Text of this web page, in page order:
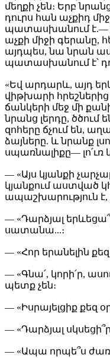
մեղքի չեն։ Երբ
դուրս հան աչքիդ
պատասխանում է.—
աչքի միջի գերանը,
այդպես, նա նրան
պատասխանում է՝
«Եվ արդարև, այդ
վիթխարի
ճանկերի մեջ մի
նրանց լերդը, ծծում
զոհերը ճչում են,
ձայները. և նրանք
սպառնալիքը— լո՛ւռ
— «Այս կյանքի
կյանքում աստված
ապաշխարություն է,
— «Դարձյալ
սատանա...։
— «Հոր երանելին
— «Գնա՛, կորի՛ր,
պետք չեն։
— «Իսրայելցիք քեզ
— «Դարձյալ
— «Ապա որպե՞ս